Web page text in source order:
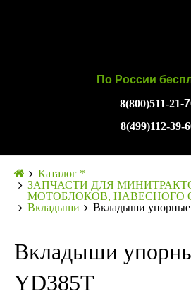
По России
8(800)511-21-
8(499)112-39-
Каталог *
ЗАПЧАСТИ ДЛЯ
МОТОБЛОКОВ, НАВЕСНОГО
Вкладыши
Вкладыши
Вкладыши
YD385T